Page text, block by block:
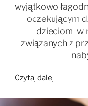
wyjątkowo
oczekującym
dzieciom w
związanych z
Czytaj dalej
dziecko”